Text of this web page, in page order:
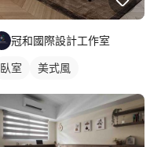
冠和國際設計工作室
臥室 美式風